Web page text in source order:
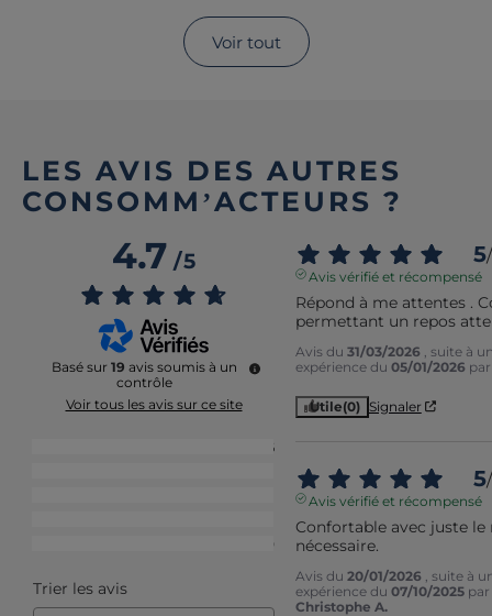
Voir tout
LES AVIS DES AUTRES
CONSOMM’ACTEURS ?
4.7/5
Basé sur 19 avis soumis à un
contrôle
Voir tous les avis sur ce site
16
0
Trier les avis
5/
Avis vérifié et récompensé
Répond à me attentes .
permettant un repos
Avis du 31/03/2026
, suite à
expérience du 05/01/2026
Utile(0) Signaler
5/
Avis vérifié et récompensé
Confortable avec juste le
nécessaire.
Avis du 20/01/2026
, suite à
expérience du 07/10/2025 par
Christophe A.